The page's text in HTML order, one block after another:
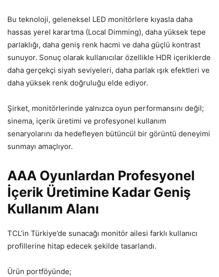
Bu teknoloji, geleneksel LED monitörlere kıyasla daha
hassas yerel karartma (Local Dimming), daha yüksek tepe
parlaklığı, daha geniş renk hacmi ve daha güçlü kontrast
sunuyor. Sonuç olarak kullanıcılar özellikle HDR içeriklerde
daha gerçekçi siyah seviyeleri, daha parlak ışık efektleri ve
daha yüksek renk doğruluğu elde ediyor.
Şirket, monitörlerinde yalnızca oyun performansını değil;
sinema, içerik üretimi ve profesyonel kullanım
senaryolarını da hedefleyen bütüncül bir görüntü deneyimi
sunmayı amaçlıyor.
AAA Oyunlardan Profesyonel
İçerik Üretimine Kadar Geniş
Kullanım Alanı
TCL’in Türkiye’de sunacağı monitör ailesi farklı kullanıcı
profillerine hitap edecek şekilde tasarlandı.
Ürün portföyünde;